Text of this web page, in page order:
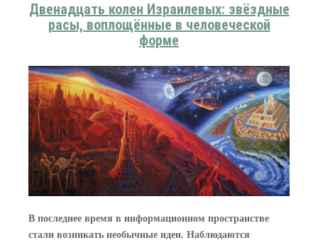
Двенадцать колен Израилевых: звёздные
расы, воплощённые в человеческой
форме
В последнее время в информационном пространстве
стали возникать необычные идеи. Наблюдаются